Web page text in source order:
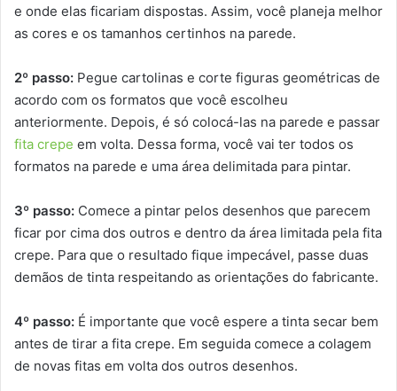
e onde elas ficariam dispostas. Assim, você planeja melhor
as cores e os tamanhos certinhos na parede.
2º passo: Pegue cartolinas e corte figuras geométricas de
acordo com os formatos que você escolheu
anteriormente. Depois, é só colocá-las na parede e passar
fita crepe em volta. Dessa forma, você vai ter todos os
formatos na parede e uma área delimitada para pintar.
3º passo: Comece a pintar pelos desenhos que parecem
ficar por cima dos outros e dentro da área limitada pela fita
crepe. Para que o resultado fique impecável, passe duas
demãos de tinta respeitando as orientações do fabricante.
4º passo: É importante que você espere a tinta secar bem
antes de tirar a fita crepe. Em seguida comece a colagem
de novas fitas em volta dos outros desenhos.